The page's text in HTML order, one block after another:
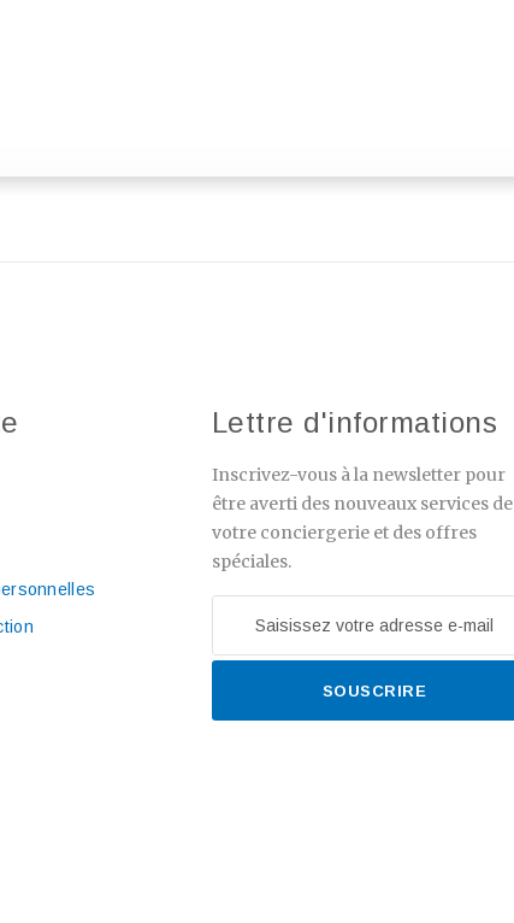
Lettre d'informations
Inscrivez-vous à la newsletter pour
être averti des nouveaux services de
votre conciergerie et des offres
spéciales.
SOUSCRIRE